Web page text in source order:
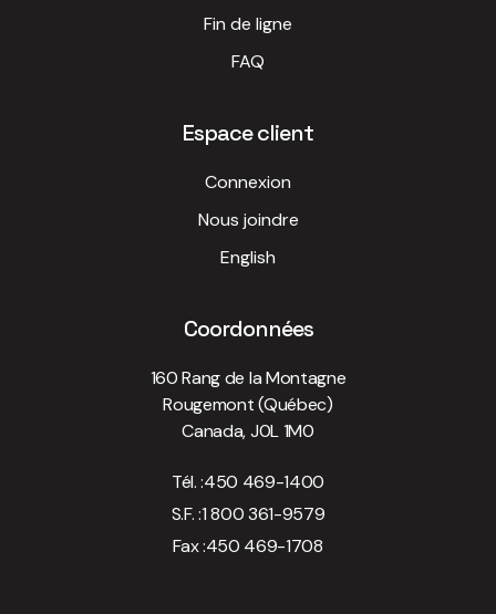
Fin de ligne
FAQ
Espace client
Connexion
Nous joindre
English
Coordonnées
160 Rang de la Montagne
Rougemont (Québec)
Canada, J0L 1M0
Tél. :450 469-1400
S.F. :1 800 361-9579
Fax :450 469-1708